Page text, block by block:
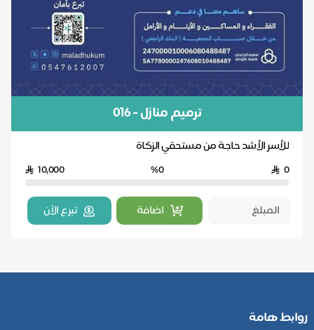
ترميم منازل - ٠١٦
للأسر الأشد حاجة من مستحقي الزكاة
0
%0
10,000
اضافة تبرع الآن
روابط هامة